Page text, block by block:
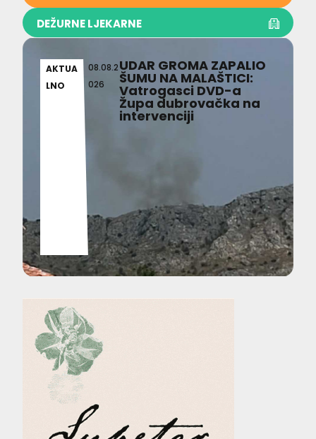
DEŽURNE LJEKARNE
AKTUA
LNO
08.08.2
026
UDAR GROMA ZAPALIO
ŠUMU NA MALAŠTICI:
Vatrogasci DVD-a
Župa dubrovačka na
intervenciji